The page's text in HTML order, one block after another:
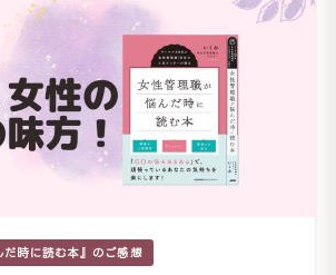
だ時に読む本』のご感想